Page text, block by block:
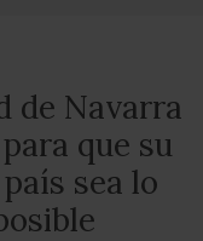
de Navarra
que su
sea lo